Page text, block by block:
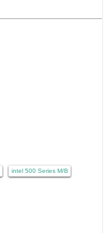
intel 500 Series M/B